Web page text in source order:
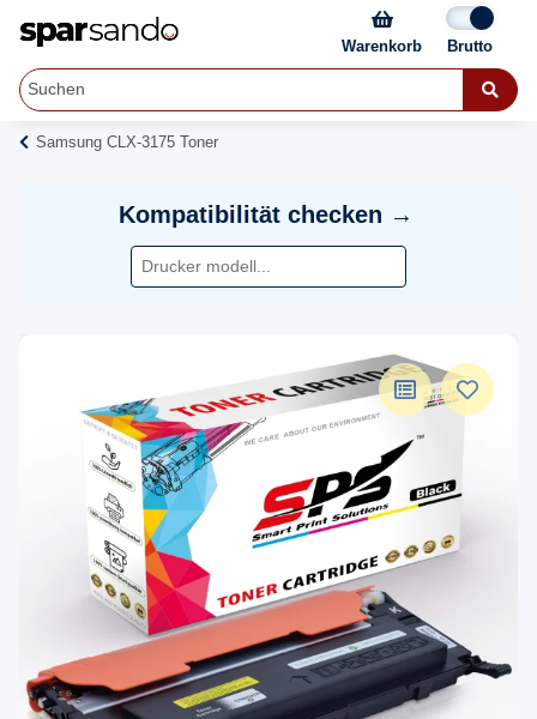
Warenkorb
Samsung CLX-3175 Toner
Kompatibilität checken →